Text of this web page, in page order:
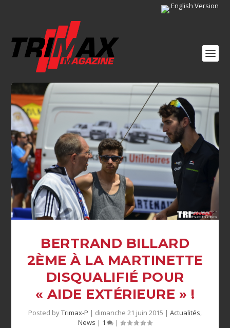
English Version
BERTRAND BILLARD
2ÈME À LA MARTINETTE
DISQUALIFIÉ POUR
« AIDE EXTÉRIEURE » !
Posted byTrimax-P | dimanche 21 juin 2015 | Actualités,
News | 1 |